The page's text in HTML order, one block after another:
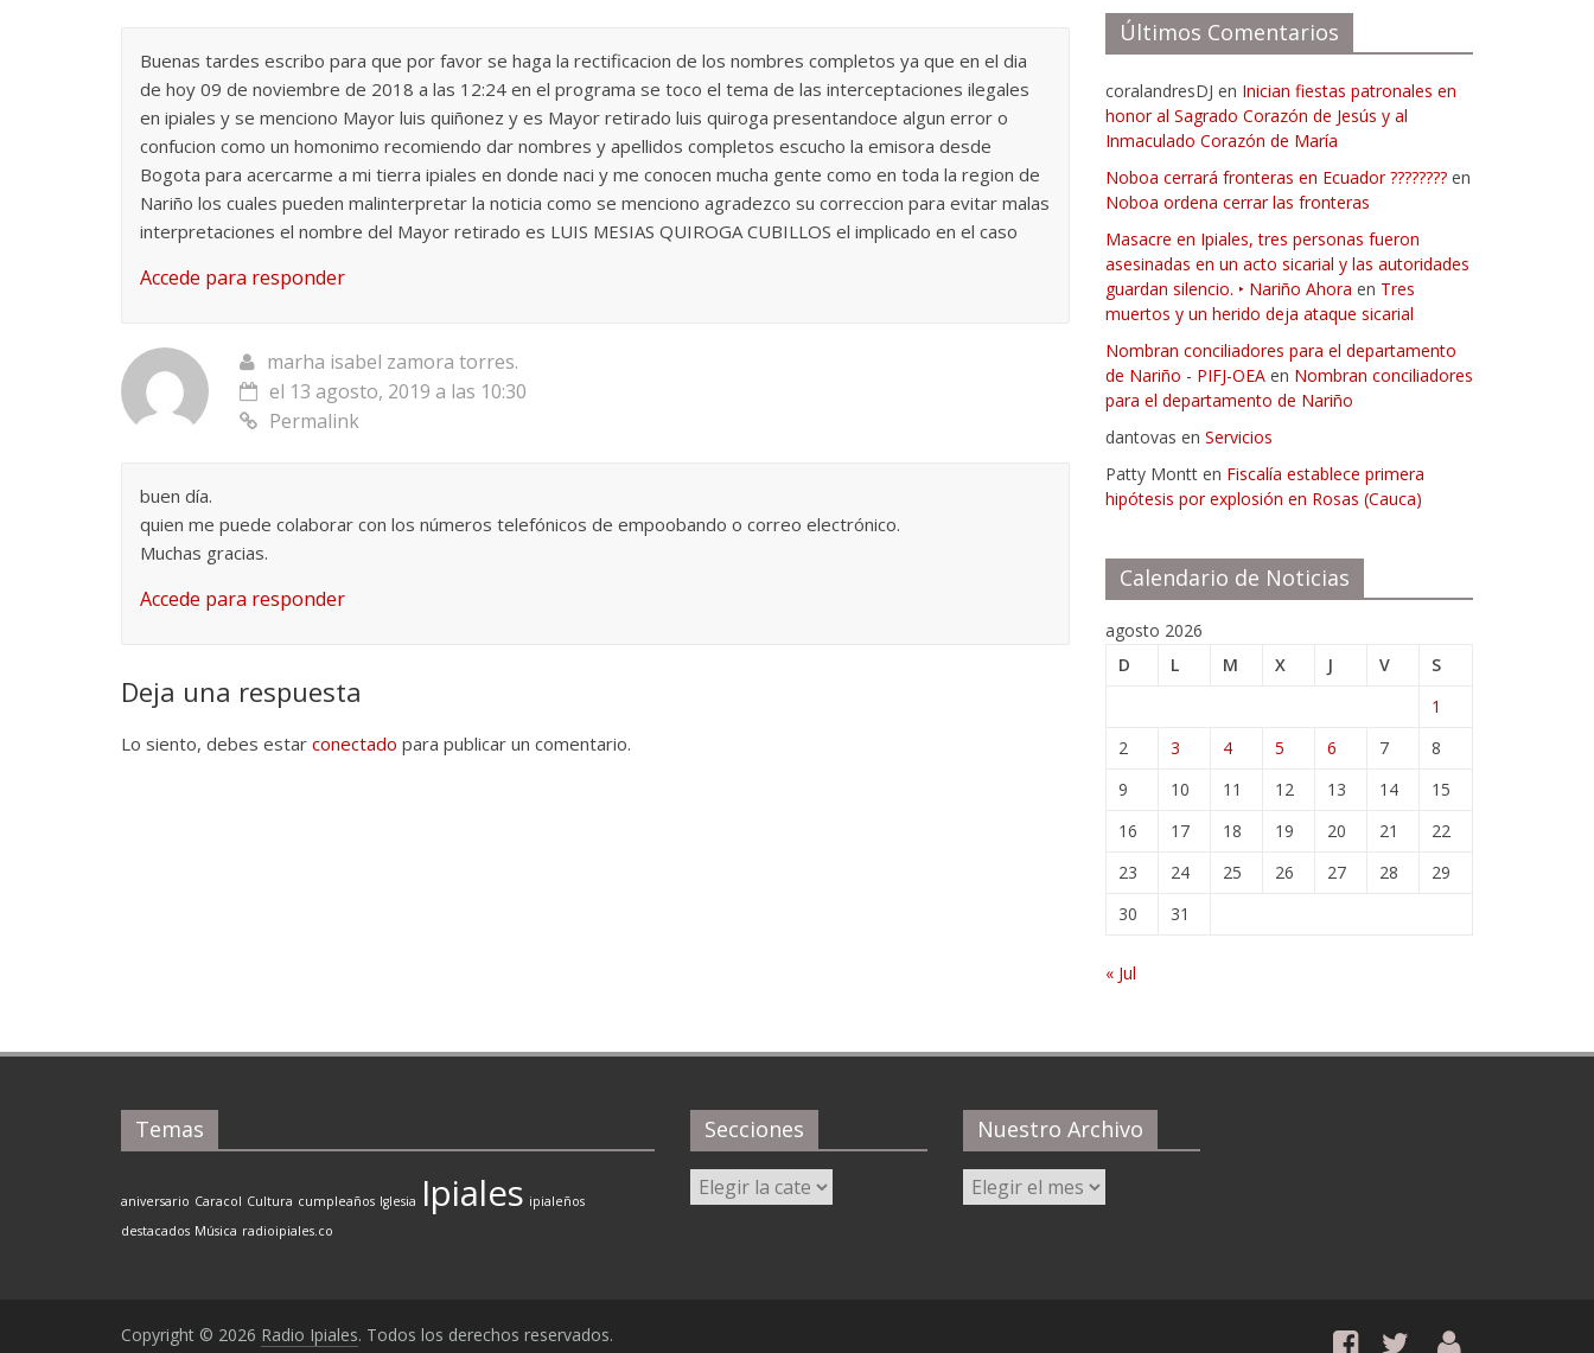
Buenas tardes escribo para que por favor se haga la rectificacion de los nombres completos ya que en el dia
de hoy 09 de noviembre de 2018 a las 12:24 en el programa se toco el tema de las interceptaciones ilegales
en ipiales y se menciono Mayor luis quiñonez y es Mayor retirado luis quiroga presentandoce algun error o
confucion como un homonimo recomiendo dar nombres y apellidos completos escucho la emisora desde
Bogota para acercarme a mi tierra ipiales en donde naci y me conocen mucha gente como en toda la region de
Nariño los cuales pueden malinterpretar la noticia como se menciono agradezco su correccion para evitar malas
interpretaciones el nombre del Mayor retirado es LUIS MESIAS QUIROGA CUBILLOS el implicado en el caso
Accede para responder
marha isabel zamora torres.
el 13 agosto, 2019 a las 10:30
Permalink
buen día.
quien me puede colaborar con los números telefónicos de empoobando o correo electrónico.
Muchas gracias.
Accede para responder
Deja una respuesta
Lo siento, debes estar conectado para publicar un comentario.
Últimos Comentarios
coralandresDJ en Inician fiestas patronales en
honor al Sagrado Corazón de Jesús y al
Inmaculado Corazón de María
Noboa cerrará fronteras en Ecuador ???????? en
Noboa ordena cerrar las fronteras
Masacre en Ipiales, tres personas fueron
asesinadas en un acto sicarial y las autoridades
guardan silencio. ‣ Nariño Ahora en Tres
muertos y un herido deja ataque sicarial
Nombran conciliadores para el departamento
de Nariño - PIFJ-OEA en Nombran conciliadores
para el departamento de Nariño
dantovas en Servicios
Patty Montt en Fiscalía establece primera
hipótesis por explosión en Rosas (Cauca)
Calendario de Noticias
agosto 2026
D
L M X J V
S
1
2
3 4 5 6 7
8
9
10 11 12 13 14
15
16
17 18 19 20 21
22
23
24 25 26 27 28
29
30
31
« Jul
Temas
aniversario Caracol Cultura cumpleaños Iglesia Ipiales ipialeños
destacados Música radioipiales.co
Secciones
Secciones
Nuestro Archivo
Nuestro
Archivo
Copyright © 2026 Radio Ipiales. Todos los derechos reservados.